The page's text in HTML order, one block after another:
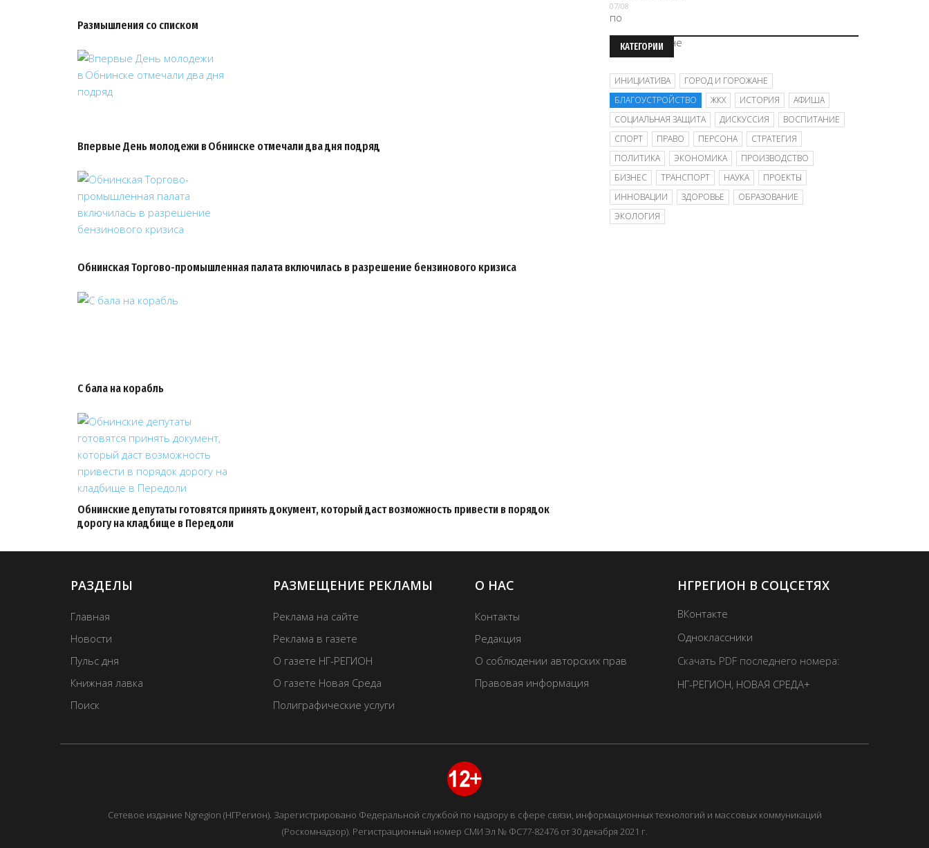
Размышления со списком
Впервые День молодежи в Обнинске отмечали два дня подряд
Обнинская Торгово-промышленная палата включилась в разрешение бензинового кризиса
С бала на корабль
Обнинские депутаты готовятся принять документ, который даст возможность привести в порядок
дорогу на кладбище в Передоли
07/08
КАТЕГОРИИ
ИНИЦИАТИВА
ГОРОД И ГОРОЖАНЕ
БЛАГОУСТРОЙСТВО
ЖКХ ИСТОРИЯ
АФИША
СОЦИАЛЬНАЯ ЗАЩИТА
ДИСКУССИЯ
ВОСПИТАНИЕ
СПОРТ
ПРАВО ПЕРСОНА
СТРАТЕГИЯ
ПОЛИТИКА
ЭКОНОМИКА
ПРОИЗВОДСТВО
БИЗНЕС
ТРАНСПОРТ НАУКА
ПРОЕКТЫ
ИННОВАЦИИ
ЗДОРОВЬЕ
ОБРАЗОВАНИЕ
ЭКОЛОГИЯ
РАЗДЕЛЫ
Главная
Новости
Пульс дня
Книжная лавка
Поиск
РАЗМЕЩЕНИЕ РЕКЛАМЫ
Реклама на сайте
Реклама в газете
О газете НГ-РЕГИОН
О газете Новая Среда
Полиграфические услуги
О НАС
Контакты
Редакция
О соблюдении авторских прав
Правовая информация
НГРЕГИОН В СОЦСЕТЯХ
ВКонтакте
Одноклассники
Скачать PDF последнего номера:
НГ-РЕГИОН, НОВАЯ СРЕДА+
Сетевое издание Ngregion (НГРегион). Зарегистрировано Федеральной службой по надзору в сфере связи, информационных технологий и массовых коммуникаций
(Роскомнадзор). Регистрационный номер СМИ Эл № ФС77-82476 от 30 декабря 2021 г.